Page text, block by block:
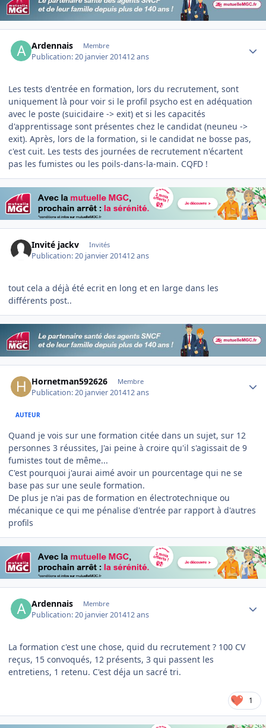
Ardennais Membre
Publication:20 janvier 201412 ans
Les tests d'entrée en formation, lors du recrutement, sont
uniquement là pour voir si le profil psycho est en adéquation
avec le poste (suicidaire -> exit) et si les capacités
d'apprentissage sont présentes chez le candidat (neuneu ->
exit). Après, lors de la formation, si le candidat ne bosse pas,
c'est cuit. Les tests des journées de recrutement n'écartent
pas les fumistes ou les poils-dans-la-main. CQFD !
Invité jackv Invités
Publication:20 janvier 201412 ans
tout cela a déjà été ecrit en long et en large dans les
différents post..
Hornetman592626 Membre
Publication:20 janvier 201412 ans
AUTEUR
Quand je vois sur une formation citée dans un sujet, sur 12
personnes 3 réussites, J'ai peine à croire qu'il s'agissait de 9
fumistes tout de même...
C'est pourquoi j'aurai aimé avoir un pourcentage qui ne se
base pas sur une seule formation.
De plus je n'ai pas de formation en électrotechnique ou
mécanique ce qui me pénalise d'entrée par rapport à d'autres
profils
Ardennais Membre
Publication:20 janvier 201412 ans
La formation c'est une chose, quid du recrutement ? 100 CV
reçus, 15 convoqués, 12 présents, 3 qui passent les
entretiens, 1 retenu. C'est déja un sacré tri.
1